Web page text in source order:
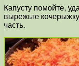
Капусту помойте,
вырежьте
часть.